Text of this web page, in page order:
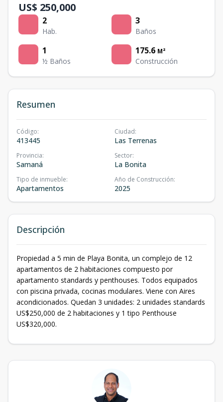
US$ 250,000
2
Hab.
3
Baños
1
½ Baños
175.6 M²
Construcción
Resumen
Código:
413445
Ciudad:
Las Terrenas
Provincia:
Samaná
Sector:
La Bonita
Tipo de inmueble:
Apartamentos
Año de Construcción:
2025
Descripción
Propiedad a 5 min de Playa Bonita, un complejo de 12
apartamentos de 2 habitaciones compuesto por
apartamento standards y penthouses. Todos equipados
con piscina privada, cocinas modulares. Viene con Aires
acondicionados. Quedan 3 unidades: 2 unidades standards
US$250,000 de 2 habitaciones y 1 tipo Penthouse
US$320,000.